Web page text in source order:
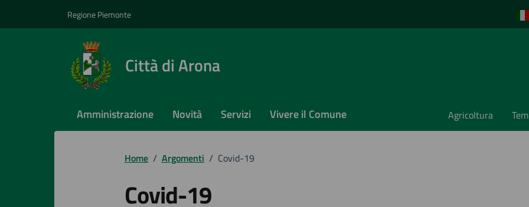
Regione Piemonte
Città di Arona
Amministrazione Novità Servizi Vivere il Comune Agricoltura
Home / Argomenti / Covid-19
Covid-19